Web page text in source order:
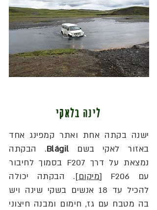
לינה בלאקי
ישנה בקתה אחת ואתר קמפינג אחד
באזור לאקי בשם Blágil. הבקתה
נמצאת על דרך F207 בסמוך לחיבור
עם F206 [
מיקום]. הבקתה יכולה
להכיל עד 18 אנשים בשקי שינה ויש
בה מטבח עם גז, חימום ומבנה חיצוני